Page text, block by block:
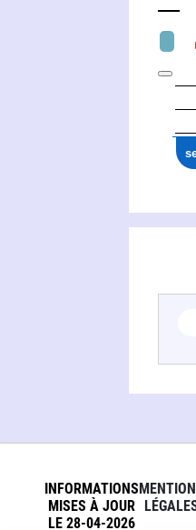
INFORMATIONS
MISES À JOUR
LE 28-04-2026